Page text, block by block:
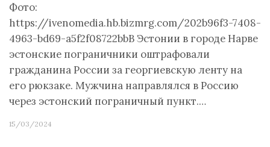
Фото:
https://ivenomedia.hb.bizmrg.com/202b96f3-7408-
4963-bd69-a5f2f08722bbВ Эстонии в городе Нарве
эстонские пограничники оштрафовали
гражданина России за георгиевскую ленту на
его рюкзаке. Мужчина направлялся в Россию
через эстонский пограничный пункт.…
15/03/2024